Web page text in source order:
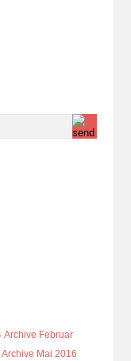
Archive Februar
Archive Mai 2016